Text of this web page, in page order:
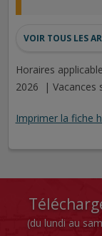
VOIR TOUS LES
Horaires
2026 | Vacances
Imprimer la fiche
(du lundi au